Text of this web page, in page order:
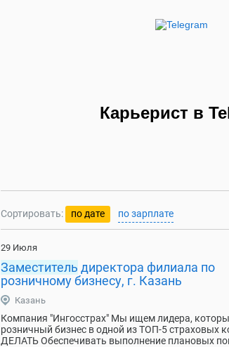
Карьерист в
Сортировать: по дате по зарплате
29 Июля
Заместитель директора филиала по
розничному бизнесу, г. Казань
Казань
Компания "Ингосстрах" Мы ищем лидера,
розничный бизнес в одной из ТОП-5
ДЕЛАТЬ Обеспечивать выполнение плановых